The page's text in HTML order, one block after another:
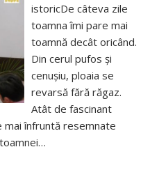
istoricDe câteva zile
toamna îmi pare mai
toamnă decât oricând.
Din cerul pufos şi
cenuşiu, ploaia se
revarsă fără răgaz.
Atât de fascinant
mai înfruntă resemnate